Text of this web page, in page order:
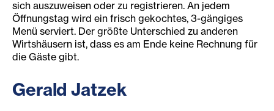
sich auszuweisen oder zu registrieren. An jedem
Öffnungstag wird ein frisch gekochtes, 3-gängiges
Menü serviert. Der größte Unterschied zu anderen
Wirtshäusern ist, dass es am Ende keine Rechnung für
die Gäste gibt.
Gerald Jatzek